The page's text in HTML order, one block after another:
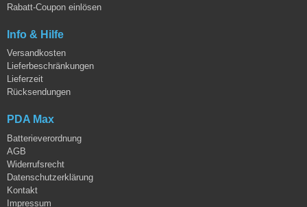
Rabatt-Coupon einlösen
Info & Hilfe
Versandkosten
Lieferbeschränkungen
Lieferzeit
Rücksendungen
PDA Max
Batterieverordnung
AGB
Widerrufsrecht
Datenschutzerklärung
Kontakt
Impressum